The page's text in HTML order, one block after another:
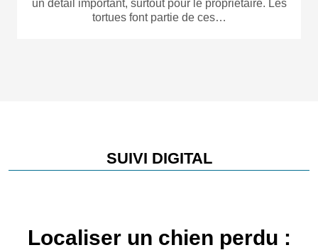
un détail important, surtout pour le propriétaire. Les
tortues font partie de ces…
SUIVI DIGITAL
Localiser un chien perdu :